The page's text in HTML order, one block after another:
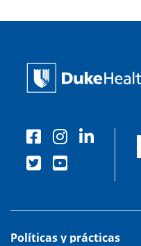
Políticas y prácticas